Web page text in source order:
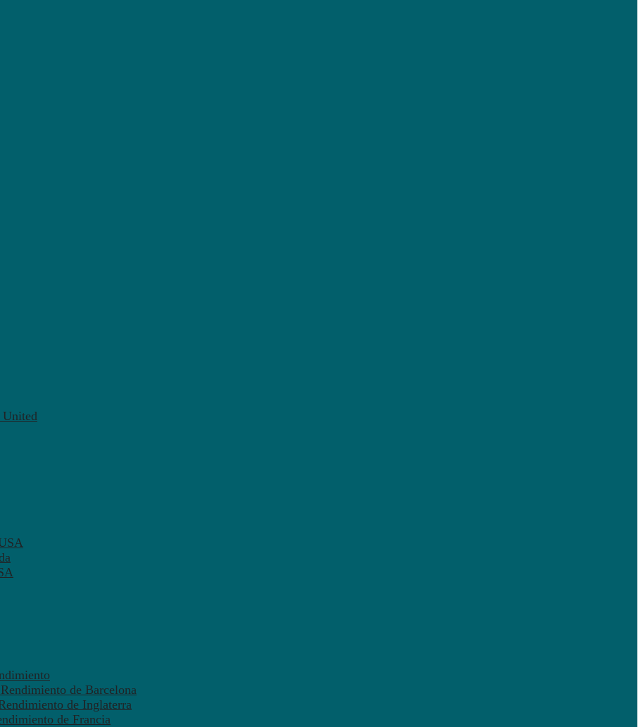
de Barcelona
de Inglaterra
de Francia